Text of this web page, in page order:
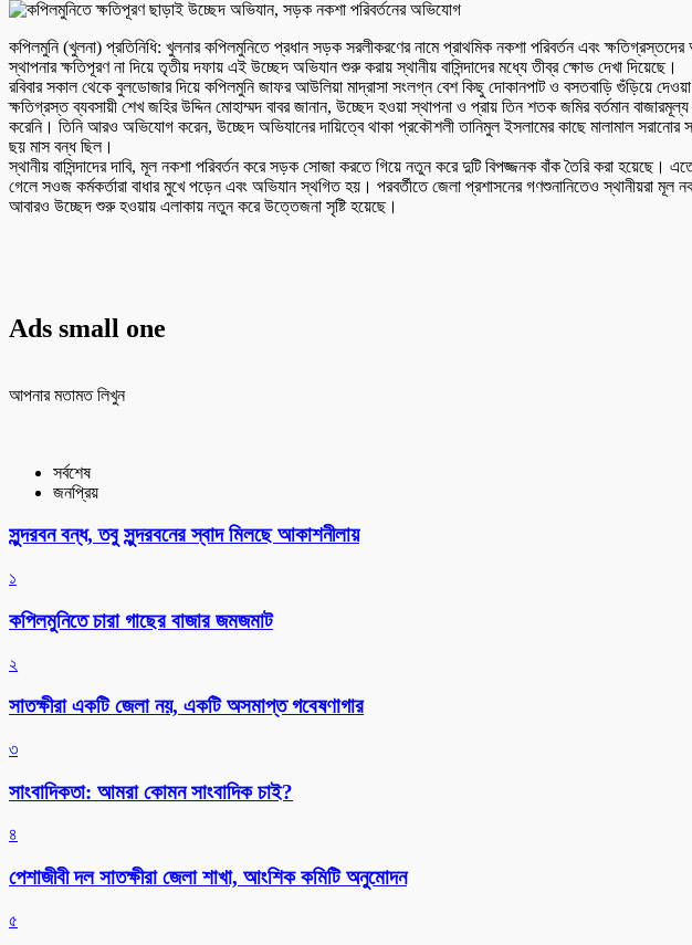
কপিলমুনি (খুলনা) প্রতিনিধি: খুলনার কপিলমুনিতে প্রধান সড়ক সরলীকরণের নামে প্রাথমিক নকশা পরিবর্তন এবং
স্থাপনার ক্ষতিপূরণ না দিয়ে তৃতীয় দফায় এই উচ্ছেদ অভিযান শুরু করায় স্থানীয় বাসিন্দাদের মধ্যে তীব্র ক্ষোভ দেখা দিয়েছে।
রবিবার সকাল থেকে বুলডোজার দিয়ে কপিলমুনি জাফর আউলিয়া মাদ্রাসা সংলগ্ন বেশ কিছু দোকানপাট ও বসতবাড়ি গুঁড়িয়ে
ক্ষতিগ্রস্ত ব্যবসায়ী শেখ জহির উদ্দিন মোহাম্মদ বাবর জানান, উচ্ছেদ হওয়া স্থাপনা ও প্রায় তিন শতক জমির বর্তমান
করেনি। তিনি আরও অভিযোগ করেন, উচ্ছেদ অভিযানের দায়িত্বে থাকা প্রকৌশলী তানিমুল ইসলামের কাছে মালামাল
ছয় মাস বন্ধ ছিল।
স্থানীয় বাসিন্দাদের দাবি, মূল নকশা পরিবর্তন করে সড়ক সোজা করতে গিয়ে নতুন করে দুটি বিপজ্জনক বাঁক তৈরি করা
গেলে সওজ কর্মকর্তারা বাধার মুখে পড়েন এবং অভিযান স্থগিত হয়। পরবর্তীতে জেলা প্রশাসনের গণশুনানিতেও স্থানীয়রা
আবারও উচ্ছেদ শুরু হওয়ায় এলাকায় নতুন করে উত্তেজনা সৃষ্টি হয়েছে।
Ads small one
আপনার মতামত লিখুন
সর্বশেষ
জনপ্রিয়
সুন্দরবন বন্ধ, তবু সুন্দরবনের স্বাদ মিলছে আকাশনীলায়
১
কপিলমুনিতে চারা গাছের বাজার জমজমাট
২
সাতক্ষীরা একটি জেলা নয়, একটি অসমাপ্ত গবেষণাগার
৩
সাংবাদিকতা: আমরা কোমন সাংবাদিক চাই?
৪
পেশাজীবী দল সাতক্ষীরা জেলা শাখা, আংশিক কমিটি অনুমোদন
৫